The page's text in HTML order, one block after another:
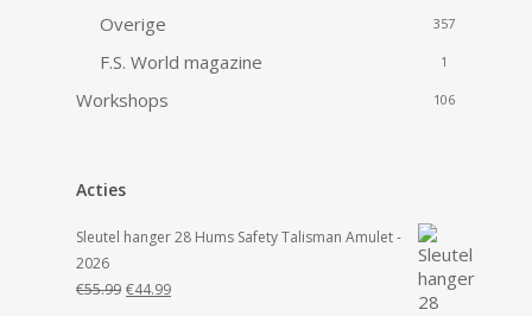
Overige 357
F.S. World magazine 1
Workshops 106
Acties
Sleutel hanger 28 Hums Safety Talisman Amulet -
2026
€55.99 Oorspronkelijke
€44.99Huidige